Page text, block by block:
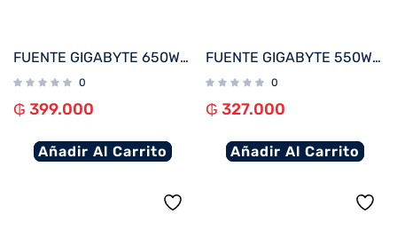
FUENTE GIGABYTE 650W 80PLUS SILVER BLANCO 220V GP-P650SS ICE
0
₲ 399.000
Añadir Al Carrito
FUENTE GIGABYTE 550W 80PLUS SILVER BLANCO 220V GP-P550SS ICE
0
₲ 327.000
Añadir Al Carrito